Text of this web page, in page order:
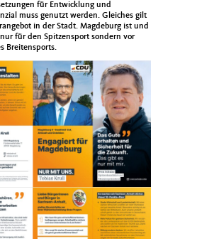
für Entwicklung und
muss genutzt werden. Gleiches gilt
in der Stadt. Magdeburg ist und
für den Spitzensport sondern vor
Breitensports.